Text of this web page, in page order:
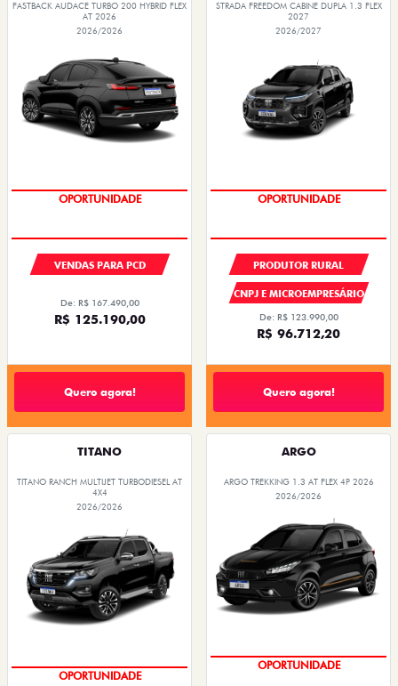
FASTBACK AUDACE TURBO 200 HYBRID FLEX
AT 2026
2026/2026
OPORTUNIDADE
VENDAS PARA PCD
De: R$ 167.490,00
R$ 125.190,00
Quero agora!
STRADA FREEDOM CABINE DUPLA 1.3 FLEX
2027
2026/2027
OPORTUNIDADE
PRODUTOR RURAL
CNPJ E MICROEMPRESÁRIO
De: R$ 123.990,00
R$ 96.712,20
Quero agora!
TITANO
TITANO RANCH MULTIJET TURBODIESEL AT
4X4
2026/2026
CONDIÇÃO IMPERDÍVEL
ARGO
ARGO TREKKING 1.3 AT FLEX 4P 2026
2026/2026
CONDIÇÃO IMPERDÍVEL